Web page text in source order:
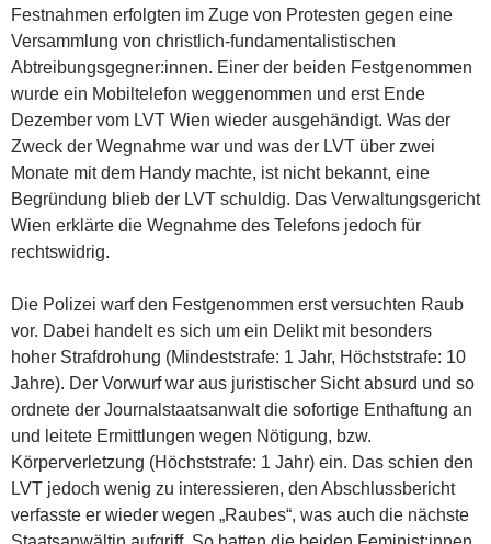
Festnahmen erfolgten im Zuge von Protesten gegen eine
Versammlung von christlich-fundamentalistischen
Abtreibungsgegner:innen. Einer der beiden Festgenommen
wurde ein Mobiltelefon weggenommen und erst Ende
Dezember vom LVT Wien wieder ausgehändigt. Was der
Zweck der Wegnahme war und was der LVT über zwei
Monate mit dem Handy machte, ist nicht bekannt, eine
Begründung blieb der LVT schuldig. Das Verwaltungsgericht
Wien erklärte die Wegnahme des Telefons jedoch für
rechtswidrig.
Die Polizei warf den Festgenommen erst versuchten Raub
vor. Dabei handelt es sich um ein Delikt mit besonders
hoher Strafdrohung (Mindeststrafe: 1 Jahr, Höchststrafe: 10
Jahre). Der Vorwurf war aus juristischer Sicht absurd und so
ordnete der Journalstaatsanwalt die sofortige Enthaftung an
und leitete Ermittlungen wegen Nötigung, bzw.
Körperverletzung (Höchststrafe: 1 Jahr) ein. Das schien den
LVT jedoch wenig zu interessieren, den Abschlussbericht
verfasste er wieder wegen „Raubes“, was auch die nächste